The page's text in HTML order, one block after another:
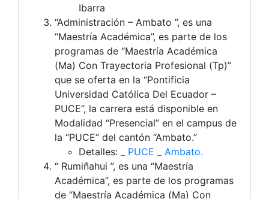
Ibarra
“Administración – Ambato ”, es una
“Maestría Académica”, es parte de los
programas de “Maestría Académica
(Ma) Con Trayectoria Profesional (Tp)”
que se oferta en la “Pontificia
Universidad Católica Del Ecuador –
PUCE”, la carrera está disponible en
Modalidad “Presencial” en el campus de
la “PUCE” del cantón “Ambato.”
Detalles:
_ PUCE _ Ambato.
“ Rumiñahui ”, es una “Maestría
Académica”, es parte de los programas
de “Maestría Académica (Ma) Con